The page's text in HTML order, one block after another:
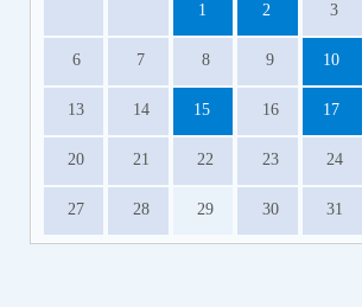
1 2 3
6 7 8 9 10
13 14 15 16 17
20 21 22 23 24
27 28 29 30 31